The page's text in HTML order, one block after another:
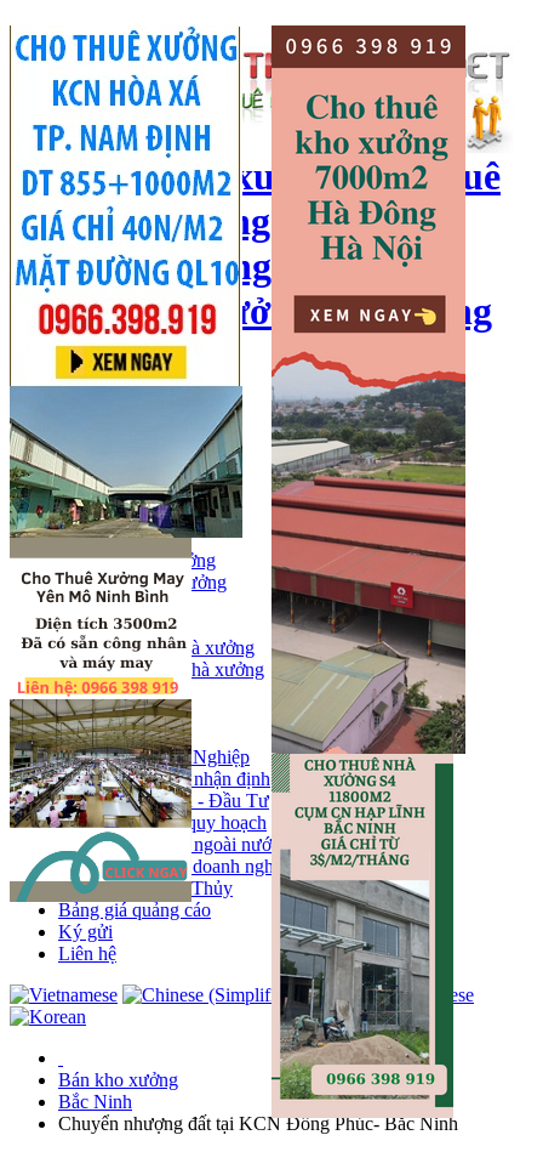
cho thuê kho xưởng, cho thuê
kho, kho xưởng hà nội, cho
thuê nhà xưởng, cho thuê
xưởng, kho xưởng hải dương
Hotline:0966 398 919
Đăng ký
Đăng tin bán/cho thuê
Trang chủ
Bán kho, nhà xưởng
Bán kho xưởng
Kho
Mặt bằng
Cho thuê kho, nhà xưởng
Cho thuê nhà xưởng
Kho
Mặt bằng
Tin tức
Khu Công Nghiệp
Phân tích - nhận định
Chính sách - Đầu Tư
Thông tin quy hoạch
Thị trường ngoài nước
Hoạt động doanh nghiẹp
Tin Phong Thủy
Bảng giá quảng cáo
Ký gửi
Liên hệ
Bán kho xưởng
Bắc Ninh
Chuyển nhượng đất tại KCN Đồng Phúc- Bắc Ninh